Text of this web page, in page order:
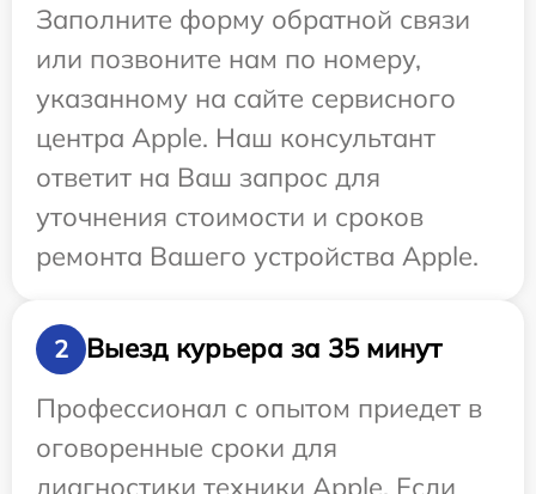
Заполните форму обратной связи
или позвоните нам по номеру,
указанному на сайте сервисного
центра Apple. Наш консультант
ответит на Ваш запрос для
уточнения стоимости и сроков
ремонта Вашего устройства Apple.
2
Выезд курьера за 35 минут
Профессионал с опытом приедет в
оговоренные сроки для
диагностики техники Apple. Если